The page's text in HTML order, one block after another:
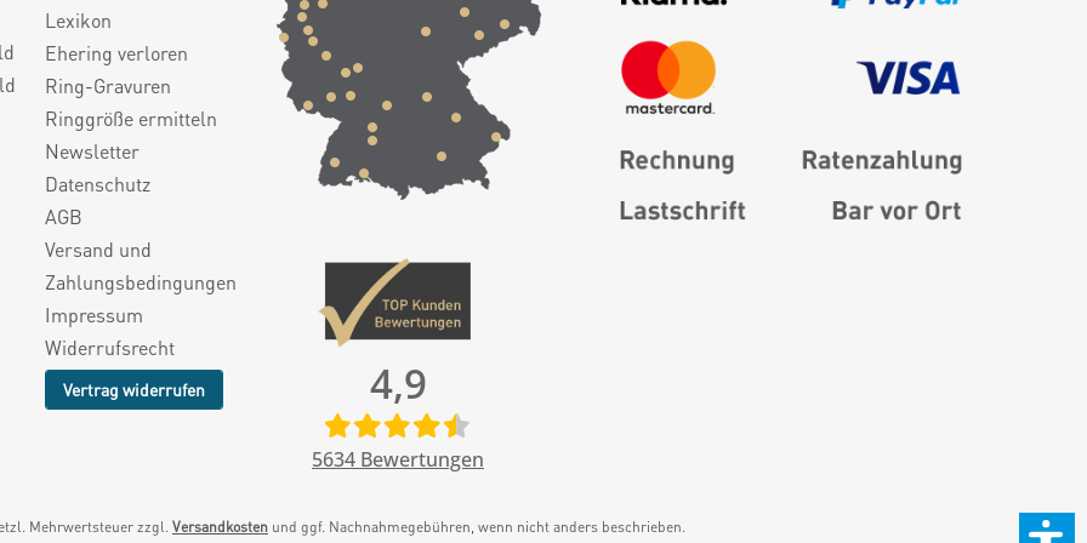
Lexikon
Ehering verloren
Ring-Gravuren
Ringgröße ermitteln
Newsletter
Datenschutz
AGB
Versand und
Zahlungsbedingungen
Impressum
Widerrufsrecht
Vertrag widerrufen 4,9
5634 Bewertungen
Mehrwertsteuer zzgl. Versandkosten und ggf. Nachnahmegebühren, wenn nicht anders beschrieben.